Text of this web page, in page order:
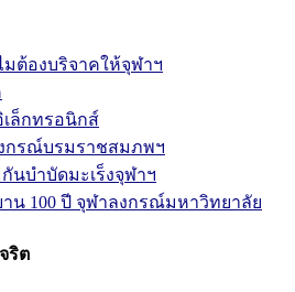
มต้องบริจาคให้จุฬาฯ
ล็กทรอนิกส์
กรณ์บรมราชสมภพฯ
นบำบัดมะเร็งจุฬาฯ
น 100 ปี จุฬาลงกรณ์มหาวิทยาลัย
ริต